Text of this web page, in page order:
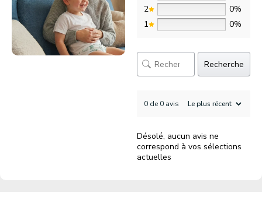
2
0%
1
0%
Recherche
0 de 0 avis
Désolé, aucun avis ne
correspond à vos sélections
actuelles